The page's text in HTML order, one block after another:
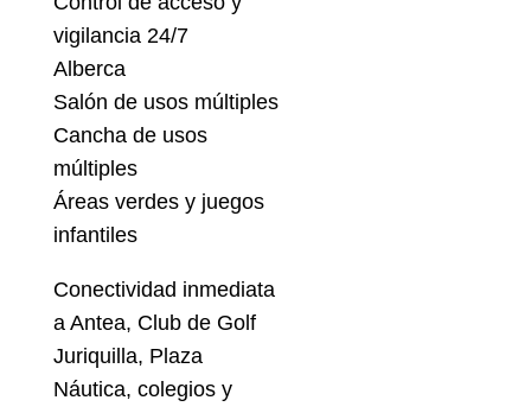
vigilancia 24/7
Alberca
Salón de usos múltiples
Cancha de usos
múltiples
Áreas verdes y juegos
infantiles
Conectividad inmediata
a Antea, Club de Golf
Juriquilla, Plaza
Náutica, colegios y